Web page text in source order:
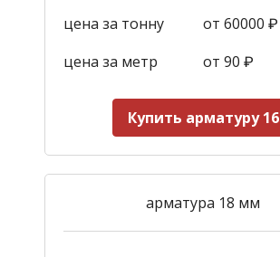
цена за тонну
от 60000 ₽
цена за метр
от 90 ₽
Купить арматуру 16
арматура 18 мм